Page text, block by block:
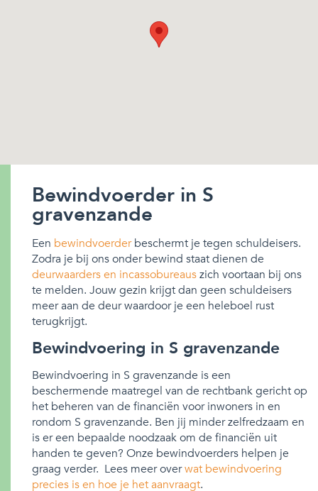
Bewindvoerder in S
gravenzande
Een bewindvoerderbeschermt je tegen schuldeisers.
Zodra je bij ons onder bewind staat dienen de
deurwaarders en incassobureauszich voortaan bij ons
te melden. Jouw gezin krijgt dan geen schuldeisers
meer aan de deur waardoor je een heleboel rust
terugkrijgt.
Bewindvoering in S gravenzande
Bewindvoering in S gravenzande is een
beschermende maatregel van de rechtbank gericht op
het beheren van de financiën voor inwoners in en
rondom S gravenzande. Ben jij minder zelfredzaam en
is er een bepaalde noodzaak om de financiën uit
handen te geven? Onze bewindvoerders helpen je
graag verder. Lees meer overwat bewindvoering
precies is en hoe je het aanvraagt.